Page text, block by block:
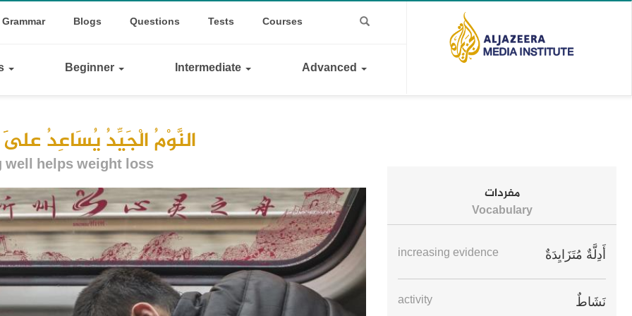
Dropdown
Top
Grammar Blogs Questions Tests Courses
Beginner Intermediate Advanced
النَّوْمُ الْجَيِّدُ يُسَاعِدُ
well helps weight loss
مفردات
Vocabulary
أَدِلَّةٌ مُتَزَايِدَةٌ increasing evidence
نَشَاطٌ activity